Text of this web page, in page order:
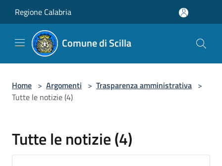
Regione Calabria
Comune di Scilla
Home > Argomenti > Trasparenza amministrativa >
Tutte le notizie (4)
Tutte le notizie (4)